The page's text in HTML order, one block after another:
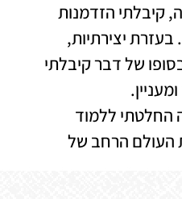
קיבלתי הזדמנות
יצירתיות,
של דבר קיבלתי
החלטתי ללמוד
העולם הרחב של